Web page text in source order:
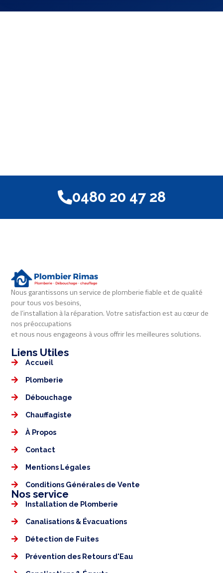
0480 20 47 28
Nous garantissons un service de plomberie fiable et de qualité
pour tous vos besoins,
de l’installation à la réparation. Votre satisfaction est au cœur de
nos préoccupations
et nous nous engageons à vous offrir les meilleures solutions.
Liens Utiles​​
Accueil
Plomberie
Débouchage
Chauffagiste
À Propos
Contact
Mentions Légales​
Conditions Générales de Vente
Nos service
Installation de Plomberie
Canalisations & Évacuations
Détection de Fuites
Prévention des Retours d'Eau